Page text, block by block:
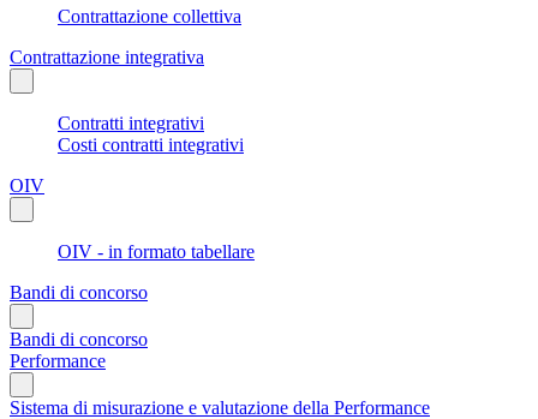
Contrattazione collettiva
Contrattazione integrativa
Contratti integrativi
Costi contratti integrativi
OIV
OIV - in formato tabellare
Bandi di concorso
Bandi di concorso
Performance
Sistema di misurazione e valutazione della Performance